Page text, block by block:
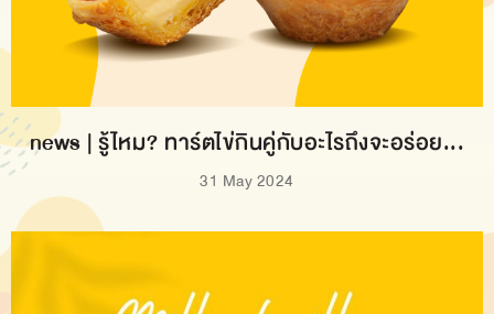
news | รู้ไหม? ทาร์ตไข่กินคู่กับอะไรถึงจะอร่อย...
31 May 2024